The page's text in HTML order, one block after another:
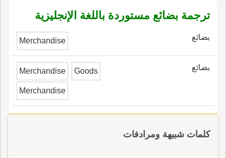
ترجمة بضائع مستوردة باللغة الإنجليزية
بضائع Merchandise
بضائع Merchandise Goods
Merchandise
كلمات شبيهة ومرادفات